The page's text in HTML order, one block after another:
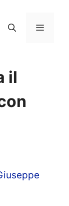
Menu
il